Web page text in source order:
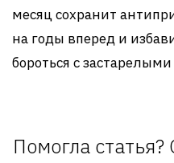
месяц сохранит
на годы вперед и
бороться с
Помогла